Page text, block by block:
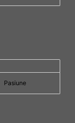
Pasiune